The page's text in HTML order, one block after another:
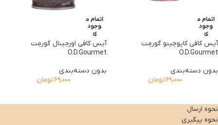
اتمام م
وجود
ی
آیس کافی کاپوچینو گورمِت
O.D.Gourmet
بدون دسته‌بندی
۶۹,۰۰۰تومان
اتمام م
وجود
ی
آیس کافی اورجینال گورمِت
O.D.Gourmet
بدون دسته‌بندی
۶۹,۰۰۰تومان
نحوه ارسال
نحوه پیگیری